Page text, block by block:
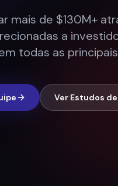
mais de $130M+
a
todas as
Ver Estudos